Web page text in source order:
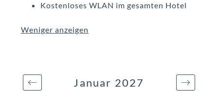
Kostenloses WLAN im gesamten Hotel
Weniger anzeigen
Januar 2027